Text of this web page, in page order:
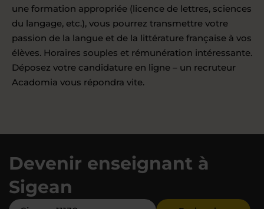
une formation appropriée (licence de lettres, sciences
du langage, etc.), vous pourrez transmettre votre
passion de la langue et de la littérature française à vos
élèves. Horaires souples et rémunération intéressante.
Déposez votre candidature en ligne – un recruteur
Acadomia vous répondra vite.
Devenir enseignant à
Sigean